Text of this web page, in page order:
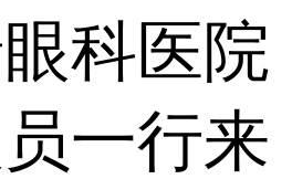
科医院
一行来